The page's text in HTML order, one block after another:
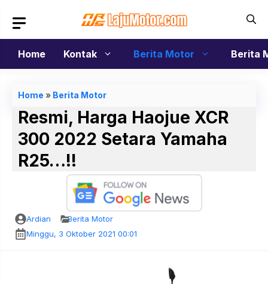
isi
Home
Kontak Berita Motor Berita
Home » Berita Motor
Resmi, Harga Haojue XCR
300 2022 Setara Yamaha
R25…!!
Ardian
Berita Motor
Minggu, 3 Oktober 2021 00:01